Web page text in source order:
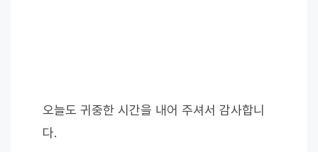
오늘도 귀중한 시간을 내어 주셔서 감사합니
다.